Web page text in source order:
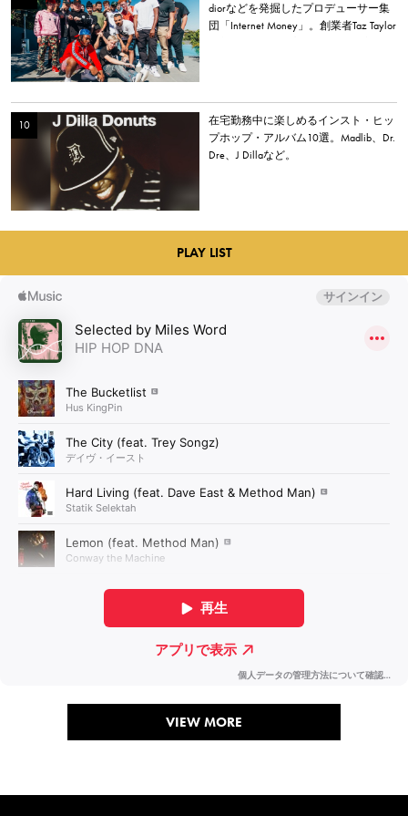
diorなどを発掘したプロデューサー集
団「Internet Money」。創業者Taz Taylor
在宅勤務中に楽しめるインスト・ヒッ
プホップ・アルバム10選。Madlib、Dr.
Dre、J Dillaなど。
PLAY LIST
VIEW MORE